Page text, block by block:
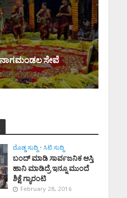
ಸೇವೆ
ದೊಡ್ಡ ಸುದ್ದಿ • ಸಿಟಿ ಸುದ್ದಿ
ಬಂದ್ ಮಾಡಿ ಸಾರ್ವಜನಿಕ ಆಸ್ತಿ
ಹಾನಿ ಮಾಡಿದ್ರೆ ಇನ್ನೂ ಮುಂದೆ
ಶಿಕ್ಷೆ ಗ್ಯಾರಂಟಿ
February 28, 2016